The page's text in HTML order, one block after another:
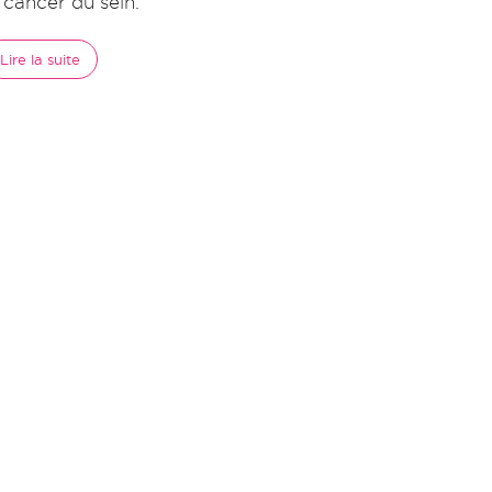
Lire la suite